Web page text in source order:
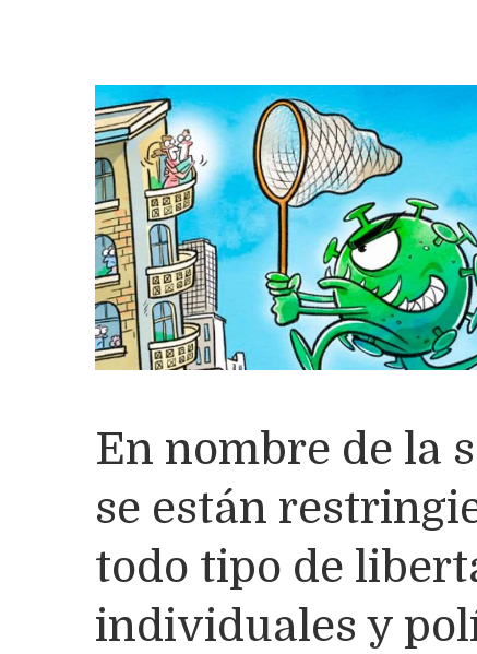
En nombre de la
se están
todo tipo de
individuales y